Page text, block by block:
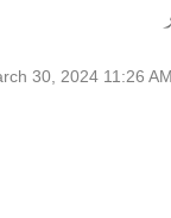
30, 2024 11:26 AM